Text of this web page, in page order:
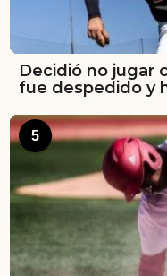
Decidió no jugar
fue despedido y
5